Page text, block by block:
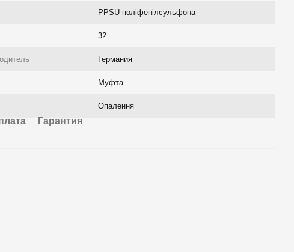
PPSU поліфенілсульфона
32
Германия
Муфта
Опалення
Гарантия